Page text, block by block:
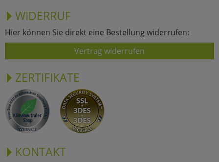
WIDERRUF
Hier können Sie direkt eine Bestellung widerrufen:
Vertrag widerrufen
ZERTIFIKATE
KONTAKT